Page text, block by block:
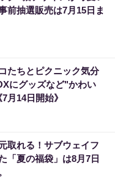
前抽選販売は7月15日ま
たちとピクニック気分
にグッズなど"かわい
月14日開始》
取れる！サブウェイフ
「夏の福袋」は8月7日